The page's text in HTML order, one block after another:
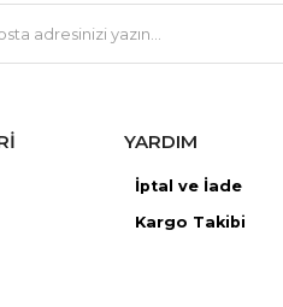
YARDIM
İptal ve İade
Kargo Takibi